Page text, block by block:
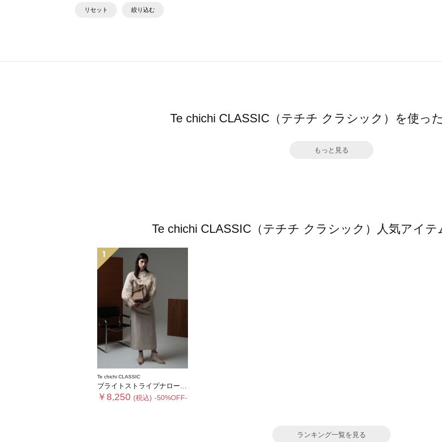
リセット 絞り込む
Te chichi CLASSIC（テチチ クラシック）を使っ
もっと見る
Te chichi CLASSIC（テチチ クラシック）人気アイ
1
Te chichi CLASSIC
ブライトストライプナロースカート《2025winter catalog item》
￥8,250 (税込) -50%OFF-
ランキング一覧を見る